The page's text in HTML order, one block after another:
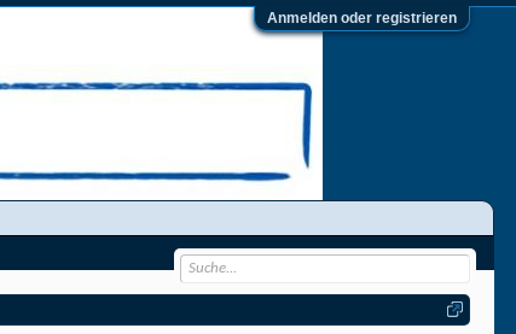
Anmelden oder registrieren